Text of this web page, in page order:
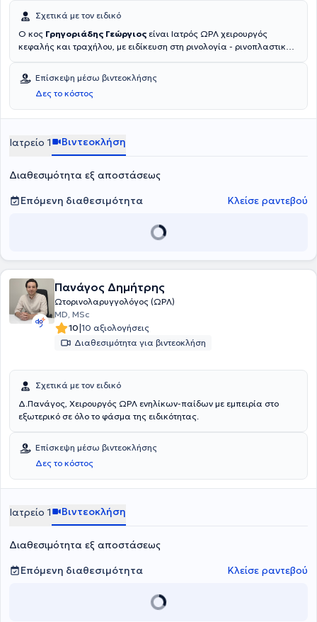
Σχετικά με τον ειδικό
Ο κος Γρηγοριάδης Γεώργιος είναι Ιατρός ΩΡΛ χειρουργός
κεφαλής και τραχήλου, με ειδίκευση στη ρινολογία - ρινοπλαστική,
ιατρικής σχολής πανεπιστημίου Ιωαννίνων.Με πολυετή εμπειρία,
αντιμετωπίζει όλο το φάσμα των ωτορινολαρυγγολογικών
παθήσεων και της αντιμετώπισης αυτών, συντηρητικής και
χειρουργικής. Αν. Δευθυντής β΄ ΩΡΛ Κλινικής στο Μετροπόλιταν
Επίσκεψη μέσω βιντεοκλήσης
Δες το κόστος
Ιατρείο 1 Βιντεοκλήση
Διαθεσιμότητα εξ αποστάσεως
Επόμενη διαθεσιμότητα
Κλείσε ραντεβού
Πανάγος Δημήτρης
Ωτορινολαρυγγολόγος (ΩΡΛ)
MD, MSc
10|10 αξιολογήσεις
Διαθεσιμότητα για βιντεοκλήση
Σχετικά με τον ειδικό
Δ.Πανάγος, Χειρουργός ΩΡΛ ενηλίκων-παίδων με εμπειρία στο
εξωτερικό σε όλο το φάσμα της ειδικότητας.
Επίσκεψη μέσω βιντεοκλήσης
Δες το κόστος
Ιατρείο 1 Βιντεοκλήση
Διαθεσιμότητα εξ αποστάσεως
Επόμενη διαθεσιμότητα
Κλείσε ραντεβού